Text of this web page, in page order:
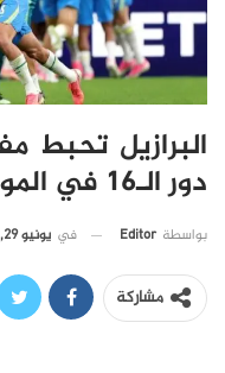
البرازيل تحبط
دور الـ16 في المونديال
بواسطة Editor في يونيو 29, 2026
مشاركة